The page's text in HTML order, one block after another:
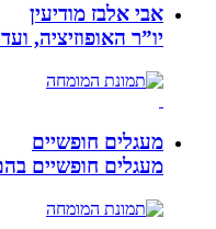
אבי אלבז מודיעין
יו”ר האופוזיציה,
מעגלים חופשיים
מעגלים חופשיים